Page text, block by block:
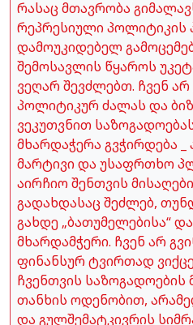
რასაც მთავრობა
რეპრესიული პოლიტიკის
დამოუკიდებელ
შემოსავლის წყაროს
ვეღარ შევძლებთ. ჩვენ
პოლიტიკურ ძალას და
ვეკუთვნით
მხარდაჭერა გვჭირდება _
მარტივი და უსაფრთხო
აირჩიო შენთვის
გადახდასაც შეძლებ,
გახდე „ბათუმელებისა“
მხარდამჭერი. ჩვენ არ
ფინანსურ ტვირთად
ჩვენთვის საზოგადოების
თანხის ოდენობით,
და გულშემატკივრის